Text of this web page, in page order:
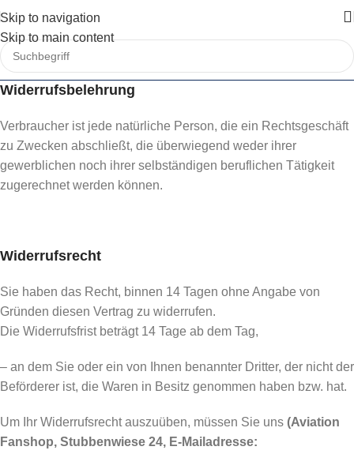
Skip to navigation
Skip to main content
Widerrufsbelehrung
Verbraucher ist jede natürliche Person, die ein Rechtsgeschäft
zu Zwecken abschließt, die überwiegend weder ihrer
gewerblichen noch ihrer selbständigen beruflichen Tätigkeit
zugerechnet werden können.
Widerrufsrecht
Sie haben das Recht, binnen 14 Tagen ohne Angabe von
Gründen diesen Vertrag zu widerrufen.
Die Widerrufsfrist beträgt 14 Tage ab dem Tag,
– an dem Sie oder ein von Ihnen benannter Dritter, der nicht der
Beförderer ist, die Waren in Besitz genommen haben bzw. hat.
Um Ihr Widerrufsrecht auszuüben, müssen Sie uns (Aviation
Fanshop, Stubbenwiese 24, E-Mailadresse: